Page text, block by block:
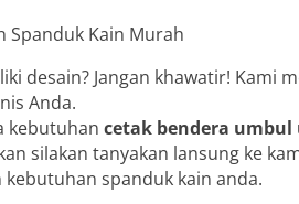
desain? Jangan khawatir! Kami
Anda.
kebutuhancetak bendera
silakan tanyakan lansung ke
kebutuhan spanduk kain anda.